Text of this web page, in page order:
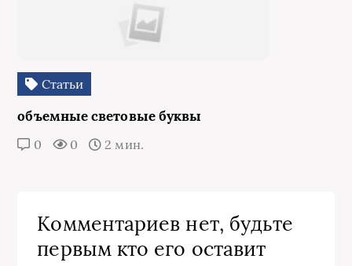
Статьи
объемные световые буквы
0 0 2 мин.
Комментариев нет, будьте
первым кто его оставит